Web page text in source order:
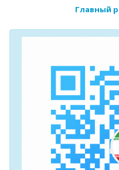
Главный